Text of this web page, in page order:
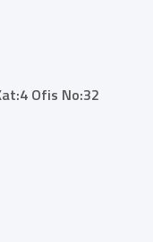
Ofis No:32